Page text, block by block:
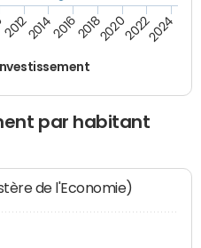
2012201420162018202020222024
par habitant
de l'Economie)